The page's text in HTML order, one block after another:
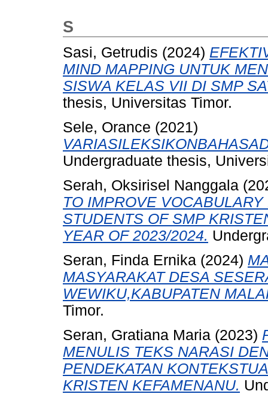
S
Sasi, Getrudis (2024)
MIND MAPPING UNTUK
SISWA KELAS VII DI SMP
thesis, Universitas Timor.
Sele, Orance (2021)
Undergraduate thesis,
Serah, Oksirisel Nanggala
TO IMPROVE
STUDENTS OF SMP
YEAR OF 2023/2024.
Seran, Finda Ernika (2024)
MASYARAKAT DESA
WEWIKU,KABUPATEN
Timor.
Seran, Gratiana Maria (2023)
MENULIS TEKS NARASI
PENDEKATAN
KRISTEN KEFAMENANU.